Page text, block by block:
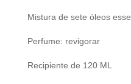
Mistura de sete óleos
Perfume: revigorar
Recipiente de 120 ML